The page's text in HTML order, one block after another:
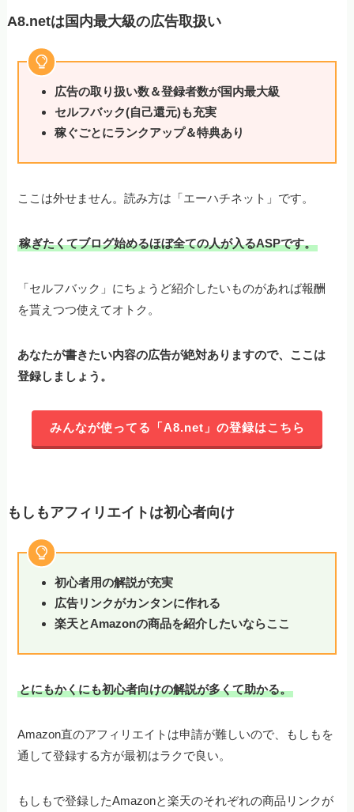
A8.netは国内最大級の広告取扱い
広告の取り扱い数＆登録者数が国内最大級
セルフバック(自己還元)も充実
稼ぐごとにランクアップ＆特典あり
ここは外せません。読み方は「エーハチネット」です。
稼ぎたくてブログ始めるほぼ全ての人が入るASPです。
「セルフバック」にちょうど紹介したいものがあれば報酬
を貰えつつ使えてオトク。
あなたが書きたい内容の広告が絶対ありますので、ここは
登録しましょう。
みんなが使ってる「A8.net」の登録はこちら
もしもアフィリエイトは初心者向け
初心者用の解説が充実
広告リンクがカンタンに作れる
楽天とAmazonの商品を紹介したいならここ
とにもかくにも初心者向けの解説が多くて助かる。
Amazon直のアフィリエイトは申請が難しいので、もしもを
通して登録する方が最初はラクで良い。
もしもで登録したAmazonと楽天のそれぞれの商品リンクが